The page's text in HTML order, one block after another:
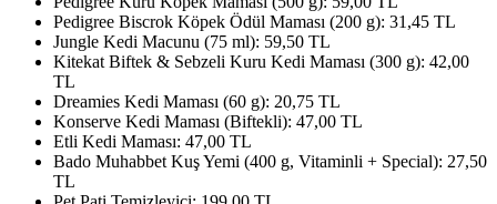
Pedigree Biscrok Köpek Ödül Maması (200 g): 31,45 TL
Jungle Kedi Macunu (75 ml): 59,50 TL
Kitekat Biftek & Sebzeli Kuru Kedi Maması (300 g): 42,00
TL
Dreamies Kedi Maması (60 g): 20,75 TL
Konserve Kedi Maması (Biftekli): 47,00 TL
Etli Kedi Maması: 47,00 TL
Bado Muhabbet Kuş Yemi (400 g, Vitaminli + Special): 27,50
TL